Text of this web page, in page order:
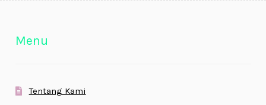
Menu
Tentang Kami